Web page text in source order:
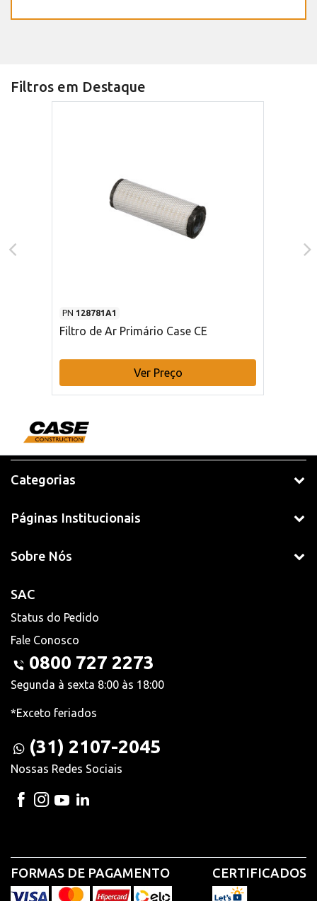
Filtros em Destaque
PN 128781A1
Filtro de Ar Primário Case CE
Ver Preço
Categorias
Páginas Institucionais
Sobre Nós
SAC
Status do Pedido
Fale Conosco
0800 727 2273
Segunda à sexta 8:00 às 18:00
*Exceto feriados
(31) 2107-2045
Nossas Redes Sociais
FORMAS DE PAGAMENTO CERTIFICADOS